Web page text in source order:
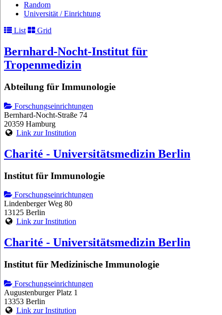
Random
Universität / Einrichtung
List
Grid
Bernhard-Nocht-Institut für
Tropenmedizin
Abteilung für Immunologie
Forschungseinrichtungen
Bernhard-Nocht-Straße 74
20359 Hamburg
Link zur Institution
Charité - Universitätsmedizin Berlin
Institut für Immunologie
Forschungseinrichtungen
Lindenberger Weg 80
13125 Berlin
Link zur Institution
Charité - Universitätsmedizin Berlin
Institut für Medizinische Immunologie
Forschungseinrichtungen
Augustenburger Platz 1
13353 Berlin
Link zur Institution